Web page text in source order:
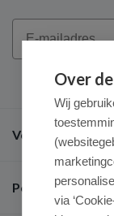
Email
Veel gestelde
Populaire
Over
Wij
via